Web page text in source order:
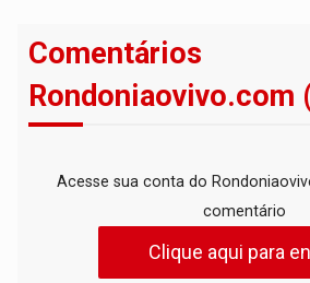
Comentários
Rondoniaovivo.com
Acesse sua conta do
comentário
Clique aqui para